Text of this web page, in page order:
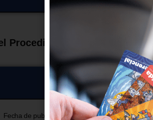
Procedimiento de Contratación
Concepto
Fecha de publicación